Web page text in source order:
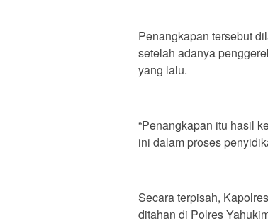
Penangkapan tersebut
setelah adanya
yang lalu.
“Penangkapan itu hasil
ini dalam proses
Secara terpisah,
ditahan di Polres